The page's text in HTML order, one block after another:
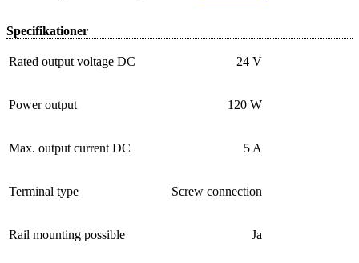
Specifikationer
Rated output voltage DC 24 V
Power output 120 W
Max. output current DC 5 A
Terminal type Screw connection
Rail mounting possible Ja